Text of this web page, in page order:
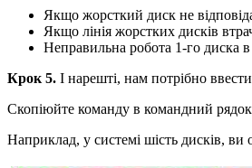
Якщо жорсткий диск не
Якщо лінія жорстких дисків
Неправильна робота 1-го диска
Крок 5. І нарешті, нам потрібно
Скопіюйте команду в командний
Наприклад, у системі шість дисків,